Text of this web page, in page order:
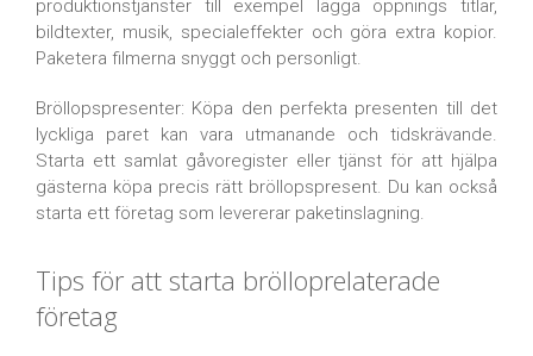
produktionstjänster till exempel lägga öppnings titlar,
bildtexter, musik, specialeffekter och göra extra kopior.
Paketera filmerna snyggt och personligt.
Bröllopspresenter: Köpa den perfekta presenten till det
lyckliga paret kan vara utmanande och tidskrävande.
Starta ett samlat gåvoregister eller tjänst för att hjälpa
gästerna köpa precis rätt bröllopspresent. Du kan också
starta ett företag som levererar paketinslagning.
Tips för att starta brölloprelaterade
företag